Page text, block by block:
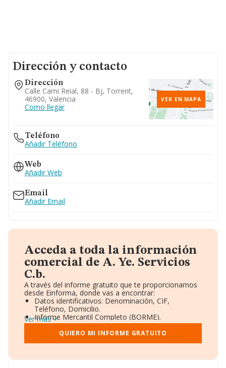
Dirección y contacto
Dirección
Calle Cami Reial, 88 - Bj, Torrent,
46900, Valencia
Como llegar
VER EN MAPA
Teléfono
Añadir Teléfono
Web
Añadir Web
Email
Añadir Email
Acceda a toda la información
comercial de A. Ye. Servicios
C.b.
A través del informe gratuito que te proporcionamos
desde Einforma, donde vas a encontrar:
Datos identificativos: Denominación, CIF,
Teléfono, Domicilio.
Informe Mercantil Completo (BORME).
Gráficos de Evolución Ventas y Empleados.
Consejo de Administración y Administradores.
Directivos y Ejecutivos.
Ver más
QUIERO MI INFORME GRATUITO